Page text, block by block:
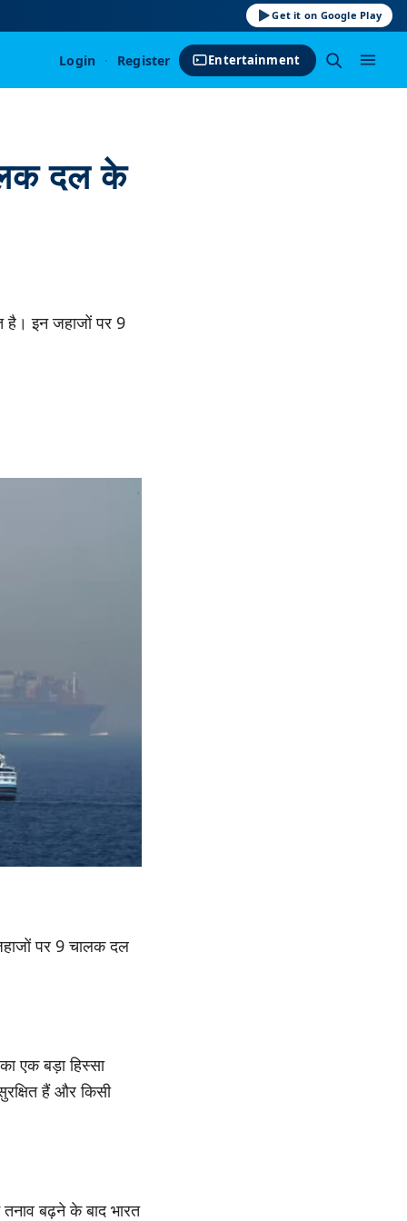
Get it on Google Play
Login · Register Entertainment
दल के
है। इन जहाजों पर 9
पर 9 चालक दल
एक बड़ा हिस्सा
हैं और किसी
बढ़ने के बाद भारत